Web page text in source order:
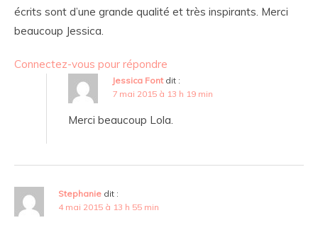
écrits sont d’une grande qualité et très inspirants. Merci
beaucoup Jessica.
Connectez-vous pour répondre
Jessica Font dit :
7 mai 2015 à 13 h 19 min
Merci beaucoup Lola.
Stephanie dit :
4 mai 2015 à 13 h 55 min